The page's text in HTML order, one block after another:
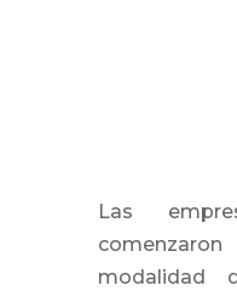
Las
modalidad